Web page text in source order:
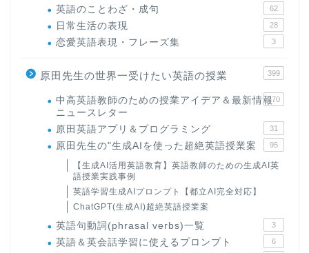
英語のことわざ・成句 62
日常生活の表現 28
恋愛英語表現・フレーズ集 3
原田先生の世界一受けたい英語の授業 399
中高英語教師のための授業アイデア＆最新情報
ニュースレター
170
原田英語アプリ＆プログラミング 31
原田先生の"生成AIを使った超絶英語授業案 95
【生成AI活用英語教育】英語教師のための生成AI英
語授業実践事例
英語学習生成AIプロンプト【都立AI完全対応】
ChatGPT(生成AI)超絶英語授業案
英語句動詞(phrasal verbs)一覧 3
英語＆英会話学習に使えるプロンプト 6